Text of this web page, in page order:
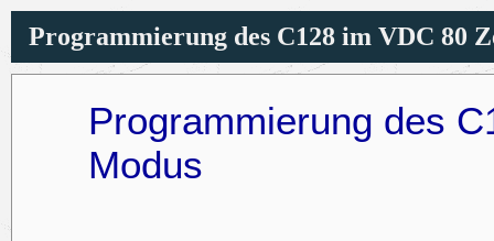
Programmierung des C128 im VDC 80
Programmierung des
Modus